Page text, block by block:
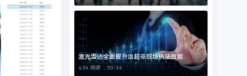
激光雷达全面提升治超非现场执法效能
4.5k 阅读 ，03-24